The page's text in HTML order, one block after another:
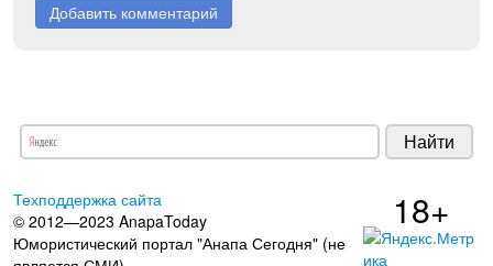
Добавить комментарий
Техподдержка сайта
© 2012—2023 AnapaToday
Юмористический портал "Анапа Сегодня" (не
18+